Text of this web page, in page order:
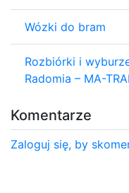
Wózki do bram
Rozbiórki i
Radomia – MA-
Komentarze
Zaloguj się, by